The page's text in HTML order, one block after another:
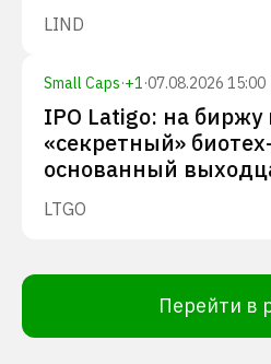
LIND
Small Caps·+1·07.08.2026 15:00
IPO Latigo: на
«секретный»
основанный
LTGO
Перейти в